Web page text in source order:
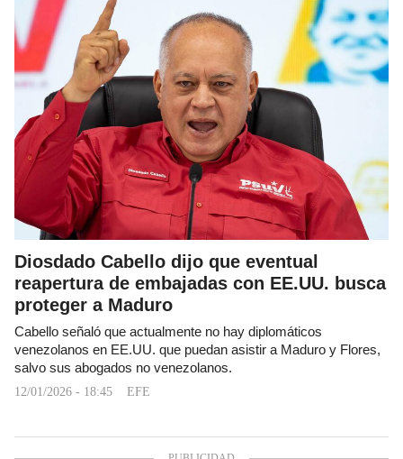
Diosdado Cabello dijo que eventual
reapertura de embajadas con EE.UU. busca
proteger a Maduro
Cabello señaló que actualmente no hay diplomáticos
venezolanos en EE.UU. que puedan asistir a Maduro y Flores,
salvo sus abogados no venezolanos.
12/01/2026 - 18:45 EFE